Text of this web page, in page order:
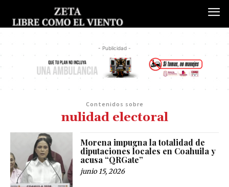
- Publicidad -
Contenidos sobre
nulidad electoral
Morena impugna la totalidad de
diputaciones locales en Coahuila y
acusa “QRGate”
junio 15, 2026